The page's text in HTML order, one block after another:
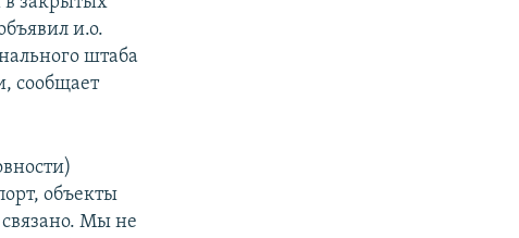
и.о.
штаба
сообщает
объекты
связано. Мы не